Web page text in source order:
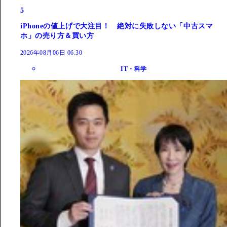
5
iPhoneの値上げで大注目！ 絶対に失敗しない「中古スマ
ホ」の売り方＆買い方
2026年08月06日 06:30
IT・科学